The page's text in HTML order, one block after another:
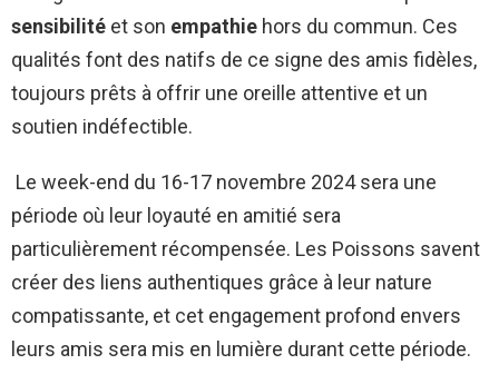
sensibilité et son empathie hors du commun. Ces
qualités font des natifs de ce signe des amis fidèles,
toujours prêts à offrir une oreille attentive et un
soutien indéfectible.
Le week-end du 16-17 novembre 2024 sera une
période où leur loyauté en amitié sera
particulièrement récompensée. Les Poissons savent
créer des liens authentiques grâce à leur nature
compatissante, et cet engagement profond envers
leurs amis sera mis en lumière durant cette période.